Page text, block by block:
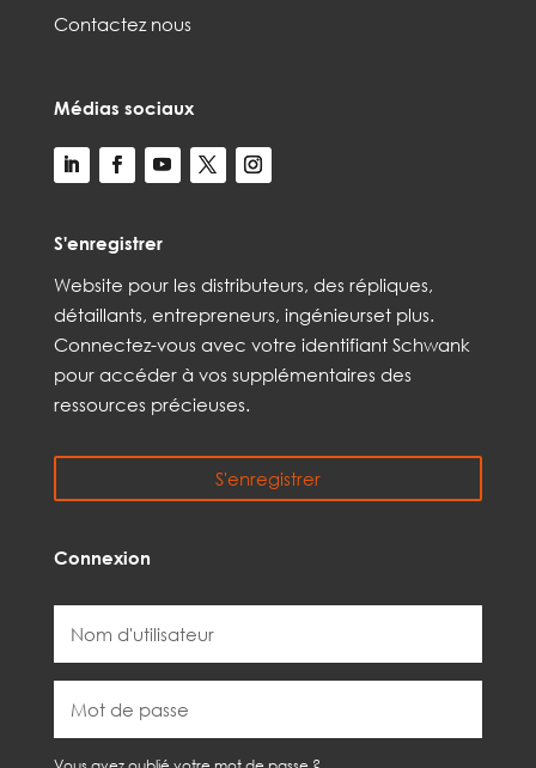
Contactez nous
Médias sociaux
S'enregistrer
Website pour les distributeurs, des répliques,
détaillants, entrepreneurs, ingénieurset plus.
Connectez-vous avec votre identifiant Schwank
pour accéder à vos supplémentaires des
ressources précieuses.
S'enregistrer
Connexion